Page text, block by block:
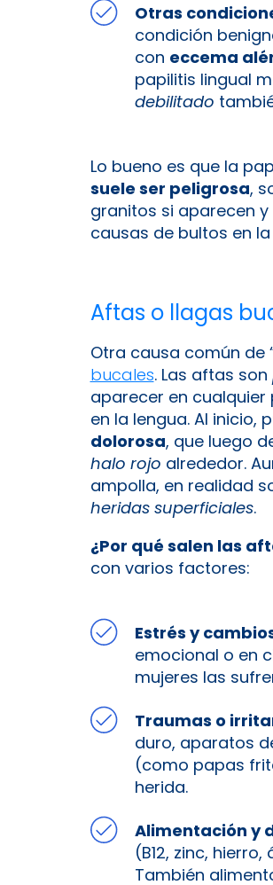
Otras
condición
con eccema
papilitis lingual
debilitado
Lo bueno es que la
suele ser peligrosa,
granitos si aparecen
causas de bultos en
Aftas o llagas
Otra causa común de
bucales. Las aftas son
aparecer en cualquier
en la lengua​. Al inicio,
dolorosa, que luego
halo rojo alrededor​.
ampolla, en realidad
heridas superficiales.
¿Por qué salen las
con varios factores:
Estrés y
emocional o en
mujeres las
Traumas o
duro, aparatos
(como papas
herida.
Alimentación y
(B12, zinc,
También